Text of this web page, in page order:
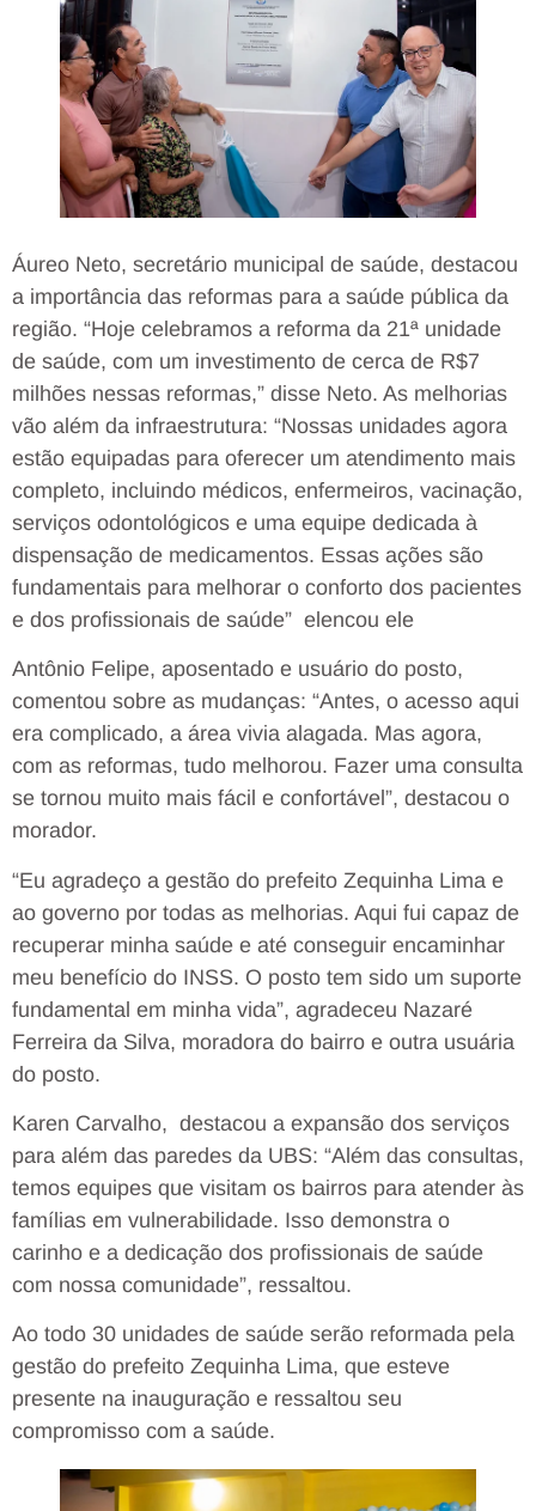
Áureo Neto, secretário municipal de saúde, destacou
a importância das reformas para a saúde pública da
região. “Hoje celebramos a reforma da 21ª unidade
de saúde, com um investimento de cerca de R$7
milhões nessas reformas,” disse Neto. As melhorias
vão além da infraestrutura: “Nossas unidades agora
estão equipadas para oferecer um atendimento mais
completo, incluindo médicos, enfermeiros, vacinação,
serviços odontológicos e uma equipe dedicada à
dispensação de medicamentos. Essas ações são
fundamentais para melhorar o conforto dos pacientes
e dos profissionais de saúde” elencou ele
Antônio Felipe, aposentado e usuário do posto,
comentou sobre as mudanças: “Antes, o acesso aqui
era complicado, a área vivia alagada. Mas agora,
com as reformas, tudo melhorou. Fazer uma consulta
se tornou muito mais fácil e confortável”, destacou o
morador.
“Eu agradeço a gestão do prefeito Zequinha Lima e
ao governo por todas as melhorias. Aqui fui capaz de
recuperar minha saúde e até conseguir encaminhar
meu benefício do INSS. O posto tem sido um suporte
fundamental em minha vida”, agradeceu Nazaré
Ferreira da Silva, moradora do bairro e outra usuária
do posto.
Karen Carvalho, destacou a expansão dos serviços
para além das paredes da UBS: “Além das consultas,
temos equipes que visitam os bairros para atender às
famílias em vulnerabilidade. Isso demonstra o
carinho e a dedicação dos profissionais de saúde
com nossa comunidade”, ressaltou.
Ao todo 30 unidades de saúde serão reformada pela
gestão do prefeito Zequinha Lima, que esteve
presente na inauguração e ressaltou seu
compromisso com a saúde.